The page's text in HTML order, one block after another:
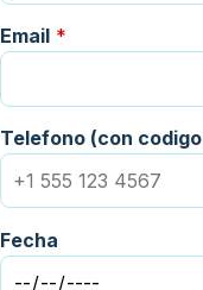
Email *
Telefono (con
Fecha